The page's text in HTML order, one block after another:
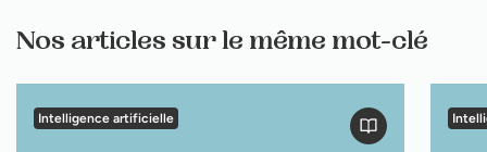
Nos articles sur le même mot-clé
Intelligence artificielle